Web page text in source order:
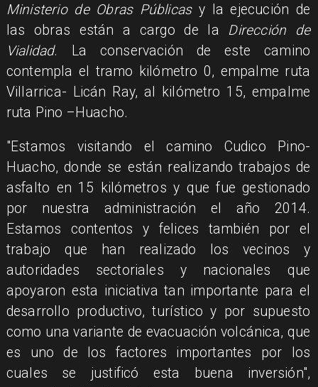
Ministerio de Obras Públicasy la ejecución de
las obras están a cargo de la Dirección de
Vialidad. La conservación de este camino
contempla el tramo kilómetro 0, empalme ruta
Villarrica- Licán Ray, al kilómetro 15, empalme
ruta Pino –Huacho.
"Estamos visitando el camino Cudico Pino-
Huacho, donde se están realizando trabajos de
asfalto en 15 kilómetros y que fue gestionado
por nuestra administración el año 2014.
Estamos contentos y felices también por el
trabajo que han realizado los vecinos y
autoridades sectoriales y nacionales que
apoyaron esta iniciativa tan importante para el
desarrollo productivo, turístico y por supuesto
como una variante de evacuación volcánica, que
es uno de los factores importantes por los
cuales se justificó esta buena inversión",